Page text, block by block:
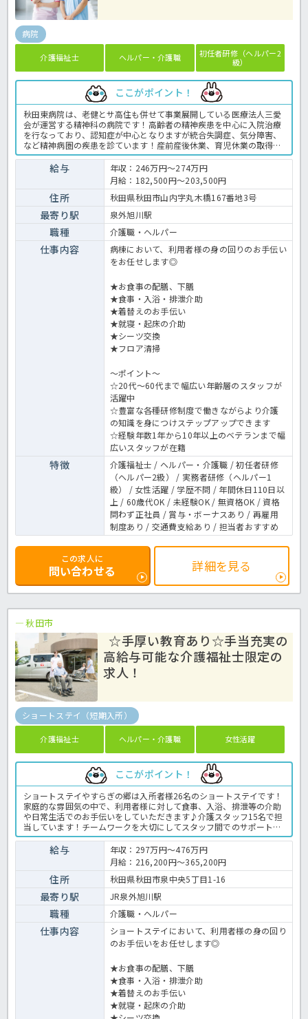
病院
介護福祉士 ヘルパー・介護職
初任者研修（ヘルパー2
級）
ここがポイント！
秋田東病院は、老健とサ高住も併せて事業展開している医療法人三愛
会が運営する精神科の病院です！高齢者の精神疾患を中心に入院治療
を行なっており、認知症が中心となりますが統合失調症、気分障害、
など精神病圏の疾患を診ています！産前産後休業、育児休業の取得率
も高く、幼いお子さんを抱えて働くスタッフが多くいます！60代以降
も仕事を続けているスタッフもおり、子供さんの育児や親御さんの介
護を抱えて仕事が続けられる配慮も実践している点もおすすめです！
気になる方はほっ介護までお気軽にお問い合わせください！病院での
介護業務全般です。 ＜介護職 正職員 病院の求人＞
給与
年収：246万円～274万円
月給：182,500円～203,500円
住所 秋田県秋田市山内字丸木橋167番地3号
最寄り駅 泉外旭川駅
職種 介護職・ヘルパー
仕事内容
病棟において、利用者様の身の回りのお手伝い
をお任せします◎
★お食事の配膳、下膳
★食事・入浴・排泄介助
★着替えのお手伝い
★就寝・起床の介助
★シーツ交換
★フロア清掃
～ポイント～
☆20代～60代まで幅広い年齢層のスタッフが
活躍中
☆豊富な各種研修制度で働きながらより介護
の知識を身につけステップアップできます
☆経験年数1年から10年以上のベテランまで幅
広いスタッフが在籍
特徴
介護福祉士 / ヘルパー・介護職 / 初任者研修
（ヘルパー2級） / 実務者研修（ヘルパー1
級） / 女性活躍 / 学歴不問 / 年間休日110日以
上 / 60歳代OK / 未経験OK / 無資格OK / 資格
問わず正社員 / 賞与・ボーナスあり / 再雇用
制度あり / 交通費支給あり / 担当者おすすめ
この求人に
問い合わせる 詳細を見る
秋田市
☆手厚い教育あり☆手当充実の
高給与可能な介護福祉士限定の
求人！
ショートステイ（短期入所）
介護福祉士 ヘルパー・介護職 女性活躍
ここがポイント！
ショートステイやすらぎの郷は入所者様26名のショートステイです！
家庭的な雰囲気の中で、利用者様に対して食事、入浴、排泄等の介助
や日常生活でのお手伝いをしていただきます♪介護スタッフ15名で担
当しています！チームワークを大切にしてスタッフ間でのサポートも
し合える環境！経験の少ない方へはマンツーマンでしっかり指導して
くれるのでこれから経験を積みたい方にも大変おすすめの求人です！
こちらの求人が少しでも気になる方は是非ほっ介護までお問合せくだ
さいませ！ショートステイでの介護業務全般 ＜介護職 正職員 ショ
ートステイの求人＞
給与
年収：297万円～476万円
月給：216,200円～365,200円
住所 秋田県秋田市泉中央5丁目1-16
最寄り駅 JR泉外旭川駅
職種 介護職・ヘルパー
仕事内容
ショートステイにおいて、利用者様の身の回り
のお手伝いをお任せします◎
★お食事の配膳、下膳
★食事・入浴・排泄介助
★着替えのお手伝い
★就寝・起床の介助